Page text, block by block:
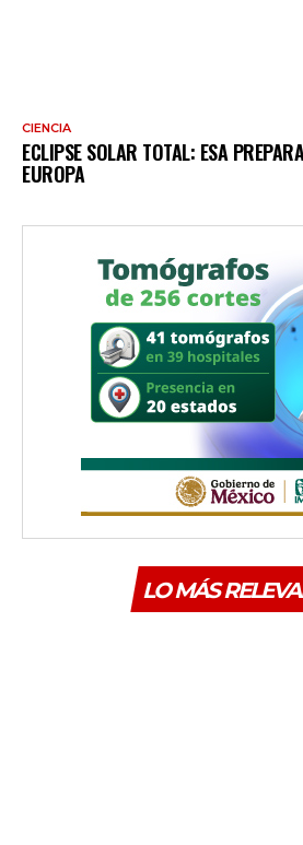
CIENCIA
ECLIPSE SOLAR TOTAL: ESA
EUROPA
LO MÁS